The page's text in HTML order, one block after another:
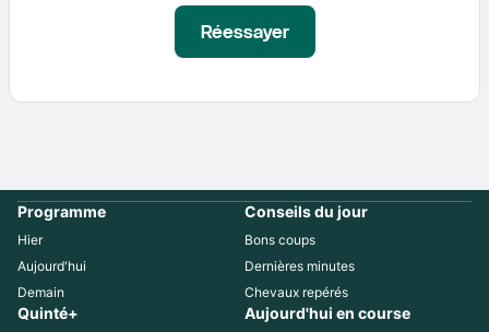
Réessayer
Programme
Hier
Aujourd'hui
Demain
Conseils du jour
Bons coups
Dernières minutes
Chevaux repérés
Quinté+ Aujourd'hui en course